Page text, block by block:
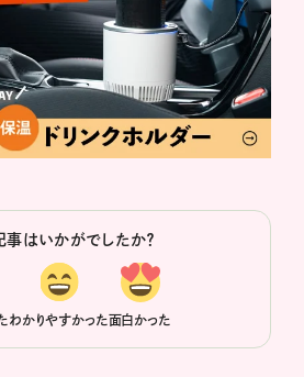
事はいかがでしたか？
わかりやすかった面白かった